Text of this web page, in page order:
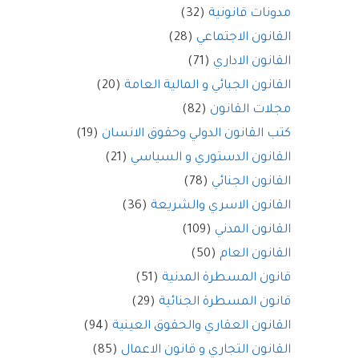
مدونات قانونية (32)
القانون الاجتماعي (28)
القانون الاداري (71)
القانون الجبائي و المالية العامة (20)
مجلات القانون (82)
كتب القانون الدولي وحقوق الانسان (19)
القانون الدستوري و السياسي (21)
القانون الجنائي (78)
القانون الاسري والشريعة (36)
القانون المدني (109)
القانون العام (50)
قانون المسطرة المدنية (51)
قانون المسطرة الجنائية (29)
القانون العقاري والحقوق العينية (94)
القانون التجاري و قانون الاعمال (85)